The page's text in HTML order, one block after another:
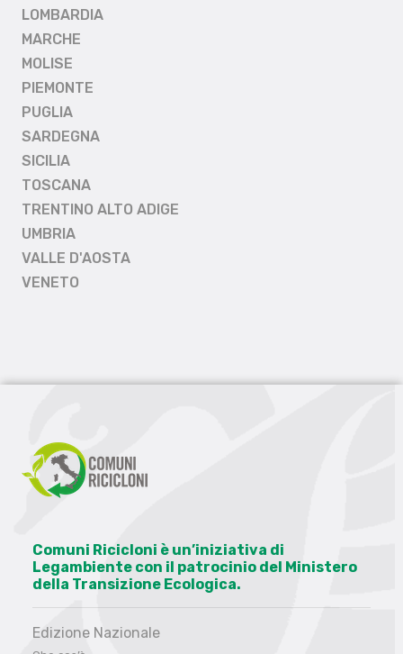
LOMBARDIA
MARCHE
MOLISE
PIEMONTE
PUGLIA
SARDEGNA
SICILIA
TOSCANA
TRENTINO ALTO ADIGE
UMBRIA
VALLE D'AOSTA
VENETO
Comuni Ricicloni è un’iniziativa di
Legambiente con il patrocinio del Ministero
della Transizione Ecologica.
Edizione Nazionale